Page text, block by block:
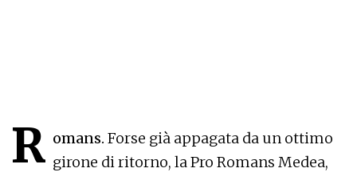
R omans. Forse già appagata da un ottimo
girone di ritorno, la Pro Romans Medea,